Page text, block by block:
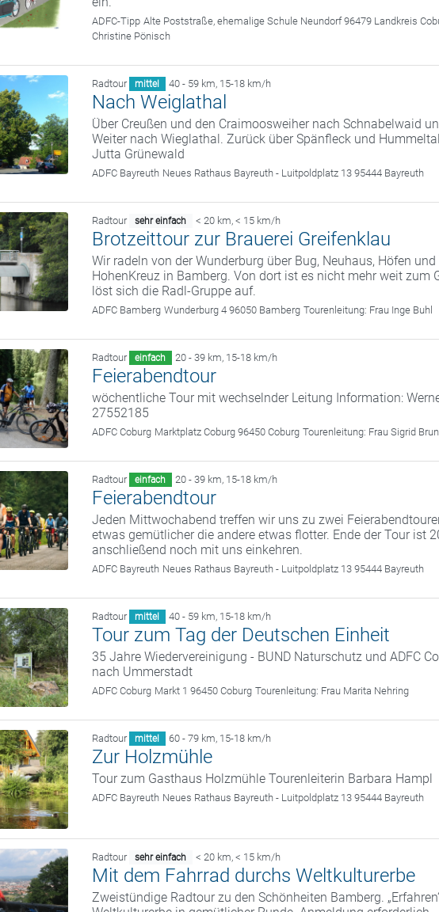
ADFC-Tipp Alte Poststraße, ehemalige Schule Neundorf 96479 Landkreis
Christine Pönisch
Radtour mittel 40 - 59 km, 15-18 km/h
Nach Weiglathal
Über Creußen und den Craimoosweiher nach Schnabelwaid
Weiter nach Wieglathal. Zurück über Spänfleck und
Jutta Grünewald
ADFC Bayreuth Neues Rathaus Bayreuth - Luitpoldplatz 13 95444 Bayreuth
Radtour sehr einfach < 20 km, < 15 km/h
Brotzeittour zur Brauerei Greifenklau
Wir radeln von der Wunderburg über Bug, Neuhaus, Höfen
HohenKreuz in Bamberg. Von dort ist es nicht mehr weit zum
löst sich die Radl-Gruppe auf.
ADFC Bamberg Wunderburg 4 96050 Bamberg Tourenleitung: Frau Inge Buhl
Radtour einfach 20 - 39 km, 15-18 km/h
Feierabendtour
wöchentliche Tour mit wechselnder Leitung Information:
27552185
ADFC Coburg Marktplatz Coburg 96450 Coburg Tourenleitung: Frau Sigrid
Radtour einfach 20 - 39 km, 15-18 km/h
Feierabendtour
Jeden Mittwochabend treffen wir uns zu zwei
etwas gemütlicher die andere etwas flotter. Ende der Tour ist
anschließend noch mit uns einkehren.
ADFC Bayreuth Neues Rathaus Bayreuth - Luitpoldplatz 13 95444 Bayreuth
Radtour mittel 40 - 59 km, 15-18 km/h
Tour zum Tag der Deutschen Einheit
35 Jahre Wiedervereinigung - BUND Naturschutz und ADFC
nach Ummerstadt
ADFC Coburg Markt 1 96450 Coburg Tourenleitung: Frau Marita Nehring
Radtour mittel 60 - 79 km, 15-18 km/h
Zur Holzmühle
Tour zum Gasthaus Holzmühle Tourenleiterin Barbara Hampl
ADFC Bayreuth Neues Rathaus Bayreuth - Luitpoldplatz 13 95444 Bayreuth
Radtour sehr einfach < 20 km, < 15 km/h
Mit dem Fahrrad durchs Weltkulturerbe
Zweistündige Radtour zu den Schönheiten Bamberg.